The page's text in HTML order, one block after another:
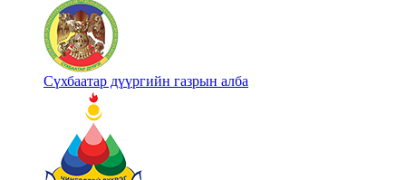
Сүхбаатар дүүргийн газрын алба